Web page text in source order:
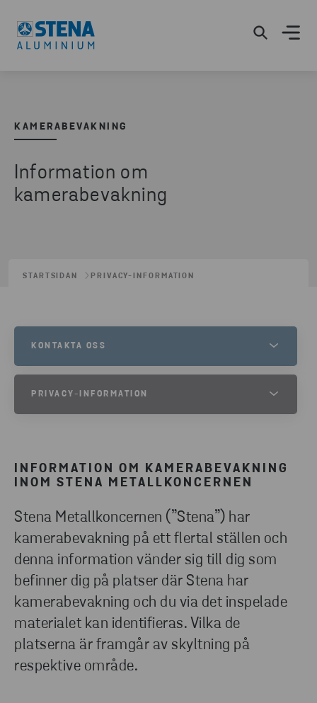
KAMERABEVAKNING
Information om
kamerabevakning
STARTSIDAN PRIVACY-INFORMATION
INFORMATION OM KAMERABEVAKNING
INOM STENA METALLKONCERNEN
Stena Metallkoncernen (”Stena”) har
kamerabevakning på ett flertal ställen och
denna information vänder sig till dig som
befinner dig på platser där Stena har
kamerabevakning och du via det inspelade
materialet kan identifieras. Vilka de
platserna är framgår av skyltning på
respektive område.
KONTAKTA OSS
VÄLKOMMEN ATT KONTAKTA OSS OM DU HAR NÅGRA FRÅGOR.
SKICKA E-POST
PRIVACY-INFORMATION